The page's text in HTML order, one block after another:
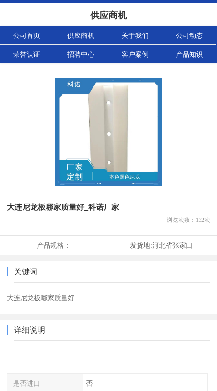
供应商机
公司首页 供应商机 关于我们 公司动态
荣誉认证 招聘中心 客户案例 产品知识
大连尼龙板哪家质量好_科诺厂家
浏览次数： 132次
产品规格： 发货地:河北省张家口
关键词
大连尼龙板哪家质量好
详细说明
是否进口 否